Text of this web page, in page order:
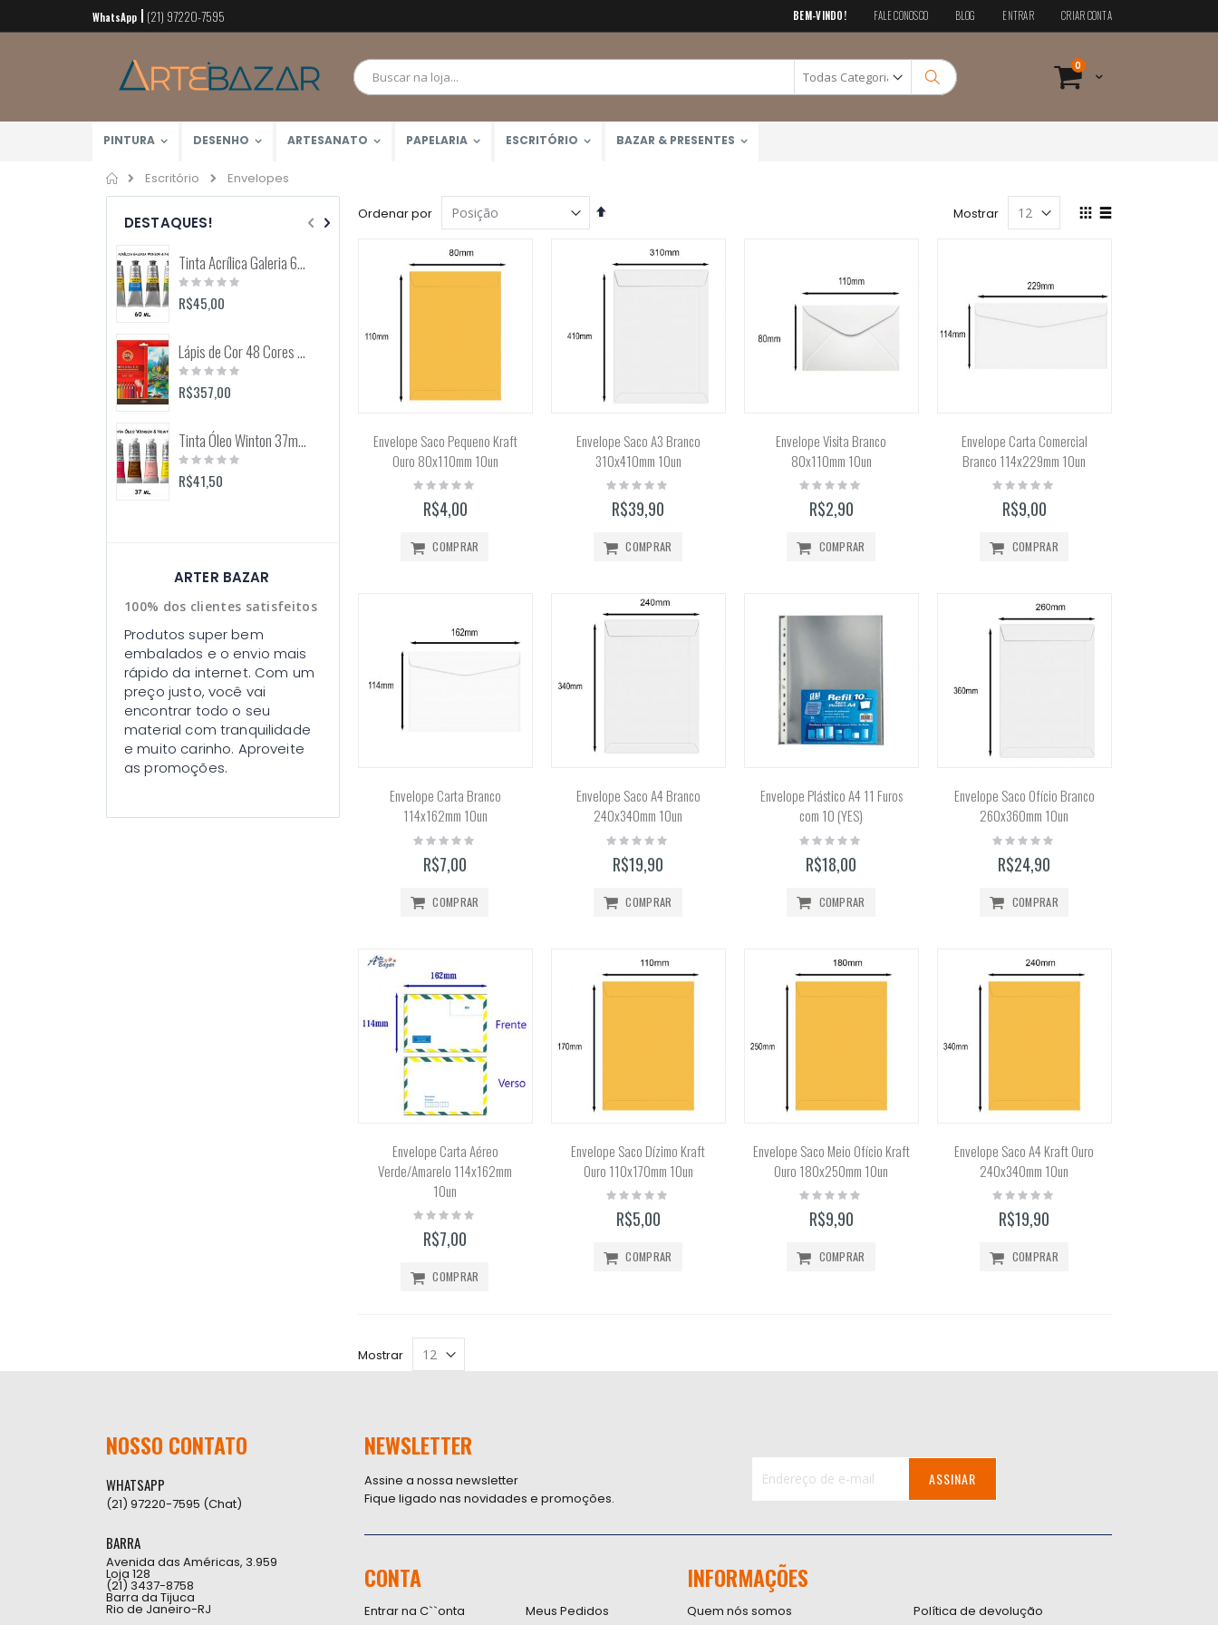
Pular
para
conteúdo
BEM-VINDO! FALE CONOSCO BLOG ENTRAR CRIAR CONTA
Cart
0 itens
Pesquisa
WhatsApp (21) 97220-7595
PINTURA DESENHO ARTESANATO PAPELARIA ESCRITÓRIO BAZAR & PRESENTES
Home
Escritório Envelopes
Ordenar por
Definir
Ver
Mostrar
Envelope Saco Pequeno Kraft
Ouro 80x110mm 10un
Rating:
R$4,00
COMPRAR
Envelope Saco A3 Branco
310x410mm 10un
Rating:
R$39,90
COMPRAR
Envelope Visita Branco
80x110mm 10un
Rating:
R$2,90
COMPRAR
Envelope Carta Comercial
Branco 114x229mm 10un
Rating:
R$9,00
COMPRAR
Envelope Carta Branco
114x162mm 10un
Rating:
0%
R$7,00
COMPRAR
Envelope Saco A4 Branco
240x340mm 10un
Rating:
0%
R$19,90
COMPRAR
Envelope Plástico A4 11 Furos
com 10 (YES)
Rating:
0%
R$18,00
COMPRAR
Envelope Saco Ofício Branco
260x360mm 10un
Rating:
0%
R$24,90
COMPRAR
Envelope Carta Aéreo
Verde/Amarelo 114x162mm
10un
Rating:
0%
R$7,00
COMPRAR
Envelope Saco Dízimo Kraft
Ouro 110x170mm 10un
Rating:
0%
R$5,00
COMPRAR
Envelope Saco Meio Ofício Kraft
Ouro 180x250mm 10un
Rating:
0%
R$9,90
COMPRAR
Envelope Saco A4 Kraft Ouro
240x340mm 10un
Rating:
0%
R$19,90
COMPRAR
Mostrar
DESTAQUES!
Tinta Acrílica Galeria 60ml (Winsor & Newton)
Rating:
0%
R$45,00
Lápis de Cor 48 Cores Mondeluz Aquarelável (Koh-I-Noor)
Rating:
0%
R$357,00
Tinta Óleo Winton 37ml (Winsor & Newton)
Rating:
0%
R$41,50
Rating:
Rating:
0%
R$159,90
0%
ARTER BAZAR
100% dos clientes satisfeitos
Produtos super bem
embalados e o envio mais
rápido da internet. Com um
preço justo, você vai
encontrar todo o seu
material com tranquilidade
e muito carinho. Aproveite
as promoções.
NOSSO CONTATO
WHATSAPP
(21) 97220-7595 (Chat)
BARRA
Avenida das Américas, 3.959
Loja 128
(21) 3437-8758
Barra da Tijuca
Rio de Janeiro-RJ
NEWSLETTER
Assine a nossa newsletter
Fique ligado nas novidades e promoções.
nossa
Newsletter:
ASSINAR
CONTA
Entrar na C``onta
Meus Pedidos
INFORMAÇÕES
Quem nós somos
Política de devolução